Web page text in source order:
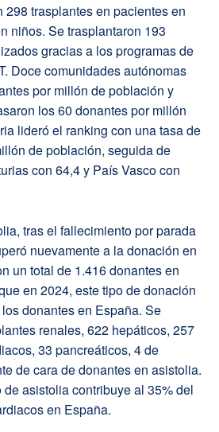
298 trasplantes en pacientes en
niños. Se trasplantaron 193
gracias a los programas de
Doce comunidades autónomas
por millón de población y
los 60 donantes por millón
lideró el ranking con una tasa de
de población, seguida de
con 64,4 y País Vasco con
tras el fallecimiento por parada
nuevamente a la donación en
un total de 1.416 donantes en
en 2024, este tipo de donación
donantes en España. Se
renales, 622 hepáticos, 257
33 pancreáticos, 4 de
de cara de donantes en asistolia.
asistolia contribuye al 35% del
en España.